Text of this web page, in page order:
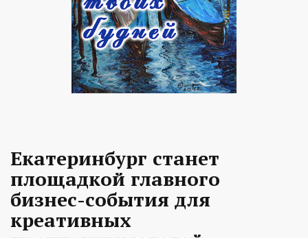
Екатеринбург станет
площадкой главного
бизнес-события для
креативных